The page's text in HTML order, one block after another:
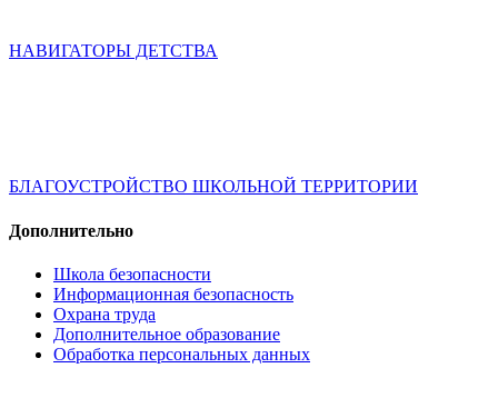
НАВИГАТОРЫ ДЕТСТВА
БЛАГОУСТРОЙСТВО ШКОЛЬНОЙ ТЕРРИТОРИИ
Дополнительно
Школа безопасности
Информационная безопасность
Охрана труда
Дополнительное образование
Обработка персональных данных